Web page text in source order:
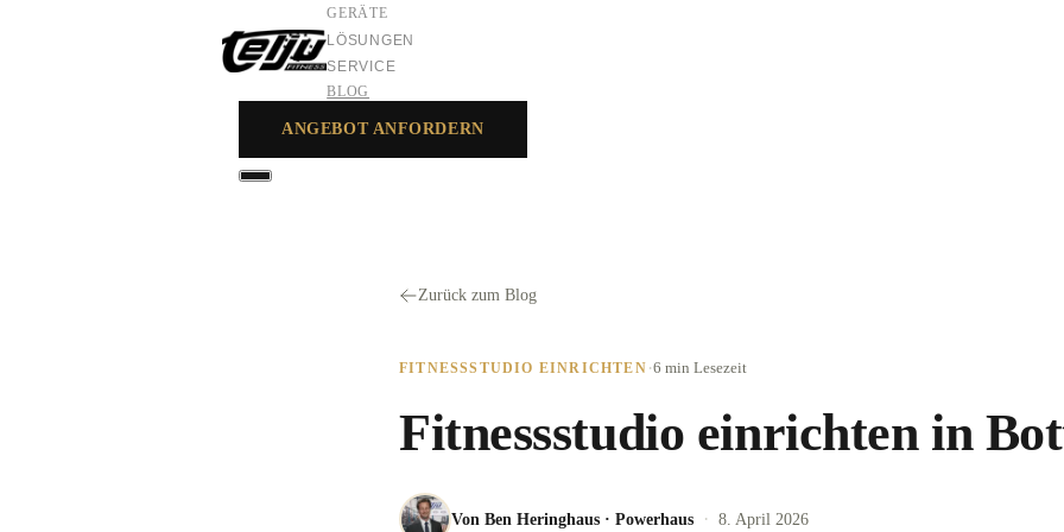
GERÄTE
LÖSUNGEN
SERVICE
BLOG
ANGEBOT ANFORDERN
Zurück zum Blog
FITNESSSTUDIO EINRICHTEN ·6 min Lesezeit
Fitnessstudio einrichten in
Von Ben Heringhaus · Powerhaus · 8. April 2026